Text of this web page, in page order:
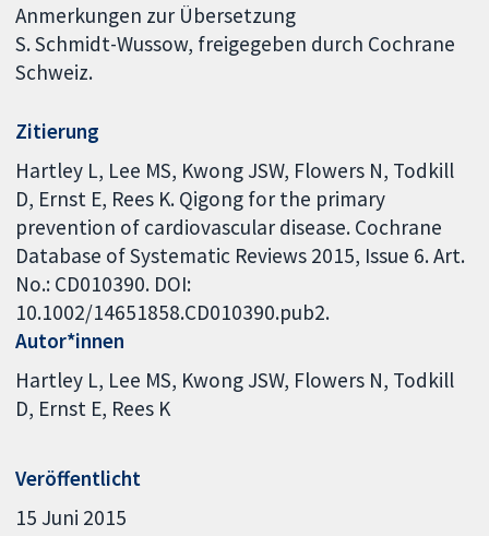
Anmerkungen zur Übersetzung
S. Schmidt-Wussow, freigegeben durch Cochrane
Schweiz.
Zitierung
Hartley L, Lee MS, Kwong JSW, Flowers N, Todkill
D, Ernst E, Rees K. Qigong for the primary
prevention of cardiovascular disease. Cochrane
Database of Systematic Reviews 2015, Issue 6. Art.
No.: CD010390. DOI:
10.1002/14651858.CD010390.pub2.
Autor*innen
Hartley L Lee MS Kwong JSW Flowers N Todkill
D Ernst E Rees K
Veröffentlicht
15 Juni 2015